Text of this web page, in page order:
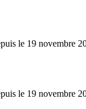
le 19 novembre
le 19 novembre